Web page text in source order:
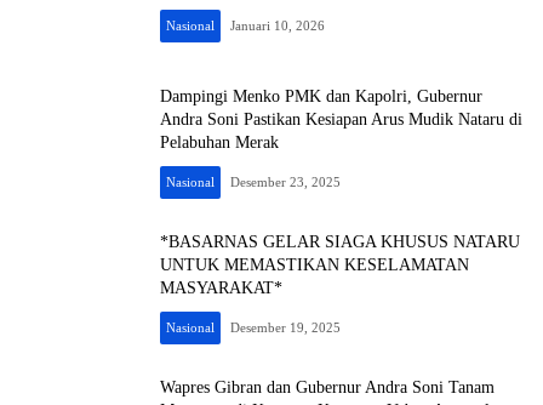
Nasional Januari 10, 2026
Dampingi Menko PMK dan Kapolri, Gubernur
Andra Soni Pastikan Kesiapan Arus Mudik Nataru di
Pelabuhan Merak
Nasional Desember 23, 2025
*BASARNAS GELAR SIAGA KHUSUS NATARU
UNTUK MEMASTIKAN KESELAMATAN
MASYARAKAT*
Nasional Desember 19, 2025
Wapres Gibran dan Gubernur Andra Soni Tanam